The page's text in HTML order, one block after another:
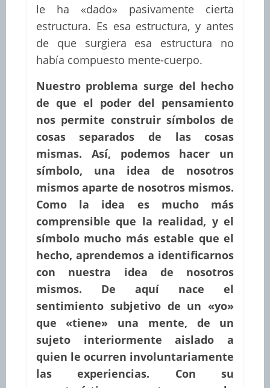
le ha «dado» pasivamente cierta
estructura. Es esa estructura, y antes
de que surgiera esa estructura no
había compuesto mente-cuerpo.
Nuestro problema surge del hecho
de que el poder del pensamiento
nos permite construir símbolos de
cosas separados de las cosas
mismas. Así, podemos hacer un
símbolo, una idea de nosotros
mismos aparte de nosotros mismos.
Como la idea es mucho más
comprensible que la realidad, y el
símbolo mucho más estable que el
hecho, aprendemos a identificarnos
con nuestra idea de nosotros
mismos. De aquí nace el
sentimiento subjetivo de un «yo»
que «tiene» una mente, de un
sujeto interiormente aislado a
quien le ocurren involuntariamente
las experiencias. Con su